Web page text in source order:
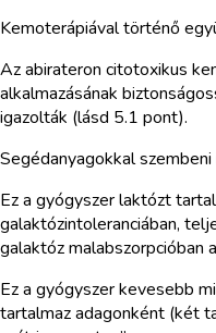
Kemoterápiával történő
Az abirateron citotoxikus
alkalmazásának
igazolták (lásd 5.1 pont).
Segédanyagokkal szembeni
Ez a gyógyszer laktózt
galaktózintoleranciában,
galaktóz malabszorpcióban
Ez a gyógyszer kevesebb
tartalmaz adagonként (két